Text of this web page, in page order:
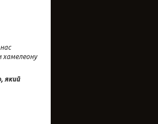
хамелеону
який